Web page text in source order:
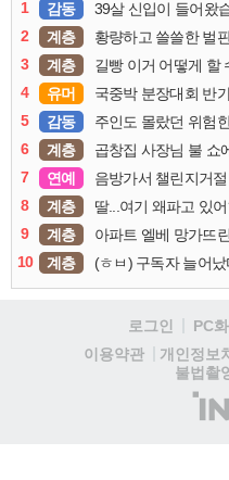
1 감동 39살 신입이 들어왔
2
계층 황량하고 쓸쓸한 벌
3
계층 길빵 이거 어떻게 할
4
유머 국중박 분장대회 반
5
감동 주인도 몰랐던 위험
6
계층 곱창집 사장님 불 쇼
7
연예 음방가서 챌린지거
8
계층 딸...여기 왜파고 있
9
계층 아파트 엘베 망가뜨
10
계층 (ㅎㅂ) 구독자 늘어
로그인 PC
이용약관
개인정보
불법촬